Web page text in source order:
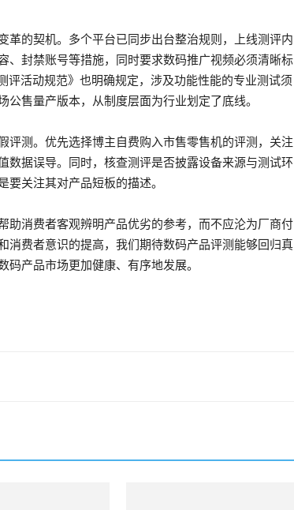
革的契机。多个平台已同步出台整治规则，上线测评内
、封禁账号等措施，同时要求数码推广视频必须清晰标
评活动规范》也明确规定，涉及功能性能的专业测试须
售量产版本，从制度层面为行业划定了底线。
评测。优先选择博主自费购入市售零售机的评测，关注
数据误导。同时，核查测评是否披露设备来源与测试环
关注其对产品短板的描述。
助消费者客观辨明产品优劣的参考，而不应沦为厂商付
消费者意识的提高，我们期待数码产品评测能够回归真
产品市场更加健康、有序地发展。